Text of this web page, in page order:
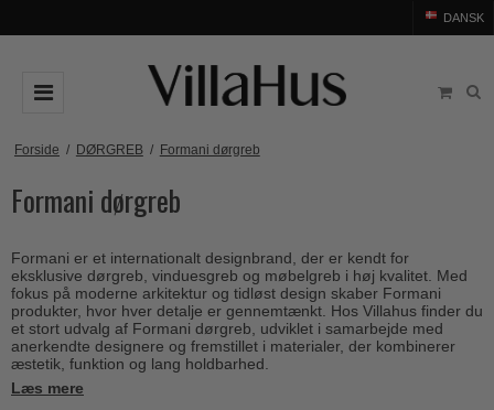
DANSK
DØRGREB
Arne Jacobsen dørgreb
Sorte dørgreb
Stål dørgreb
Træ dørgreb
Bakelit dørgreb
DØRHAMMER
Møbelgreb
Møbelknopper
Skålgreb
Skydedørsskål
BADEVÆRELSE
TILBEHØR
Rosetter
Langskilte
BRANDS
Arne Jacobsen dørgreb
Forside / DØRGREB / Formani dørgreb
Formani dørgreb
Formani er et internationalt designbrand, der er kendt for
eksklusive dørgreb, vinduesgreb og møbelgreb i høj kvalitet. Med
fokus på moderne arkitektur og tidløst design skaber Formani
produkter, hvor hver detalje er gennemtænkt. Hos Villahus finder du
et stort udvalg af Formani dørgreb, udviklet i samarbejde med
anerkendte designere og fremstillet i materialer, der kombinerer
æstetik, funktion og lang holdbarhed.
Læs mere